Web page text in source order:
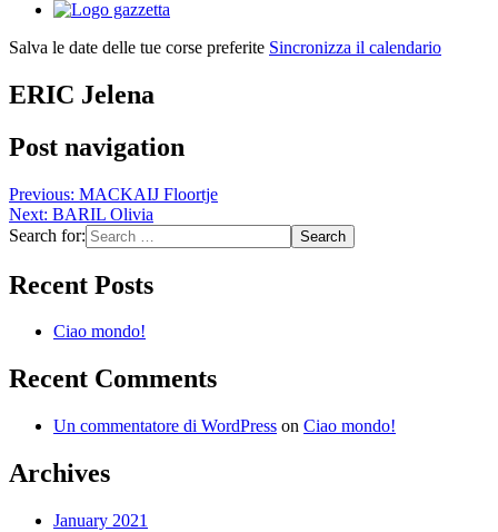
Salva le date delle tue corse preferite Sincronizza il calendario
ERIC Jelena
Post navigation
Previous: MACKAIJ Floortje
Next: BARIL Olivia
Search for:
Recent Posts
Ciao mondo!
Recent Comments
Un commentatore di WordPress on Ciao mondo!
Archives
January 2021